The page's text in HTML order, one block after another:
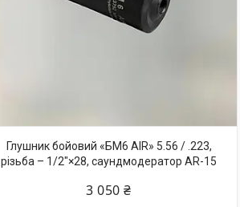
Глушник бойовий «БМ6 AIR» 5.56 / .223,
різьба – 1/2"×28, саундмодератор AR-15
3 050 ₴